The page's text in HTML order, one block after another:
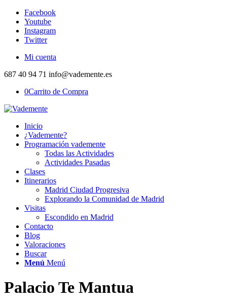
Facebook
Youtube
Instagram
Twitter
Mi cuenta
687 40 94 71 info@vademente.es
0Carrito de Compra
Inicio
¿Vademente?
Programación vademente
Todas las Actividades
Actividades Pasadas
Clases
Itinerarios
Madrid Ciudad Progresiva
Explorando la Comunidad de Madrid
Visitas
Escondido en Madrid
Contacto
Blog
Valoraciones
Buscar
Menú Menú
Palacio Te Mantua